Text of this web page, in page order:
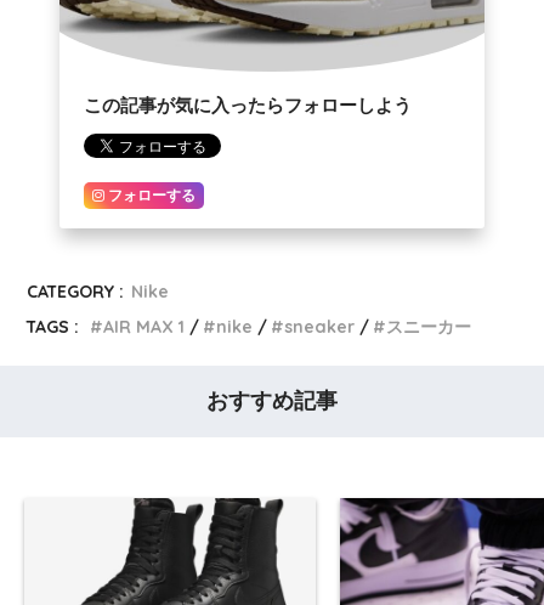
この記事が気に入ったらフォローしよう
フォローする
CATEGORY : Nike
TAGS :
AIR MAX 1 nike sneaker スニーカー
おすすめ記事